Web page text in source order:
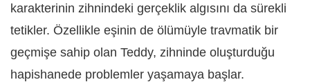
karakterinin zihnindeki gerçeklik algısını da sürekli
tetikler. Özellikle eşinin de ölümüyle travmatik bir
geçmişe sahip olan Teddy, zihninde oluşturduğu
hapishanede problemler yaşamaya başlar.